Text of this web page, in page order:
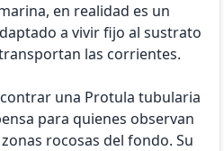
en realidad es un
a vivir fijo al sustrato
las corrientes.
una Protula tubularia
para quienes observan
rocosas del fondo. Su